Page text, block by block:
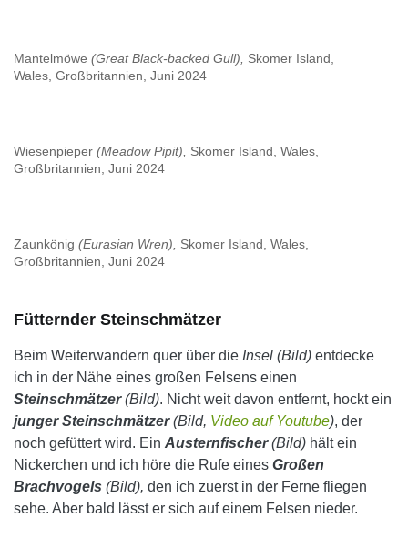
Mantelmöwe (Great Black-backed Gull),
Skomer Island,
Wales, Großbritannien, Juni 2024
Wiesenpieper (Meadow Pipit),
Skomer Island, Wales,
Großbritannien, Juni 2024
Zaunkönig (Eurasian Wren), Skomer Island, Wales,
Großbritannien, Juni 2024
Fütternder Steinschmätzer
Beim Weiterwandern quer über die Insel (Bild) entdecke
ich in der Nähe eines großen Felsens einen
Steinschmätzer(Bild). Nicht weit davon entfernt, hockt ein
junger Steinschmätzer(Bild, Video auf Youtube), der
noch gefüttert wird. Ein Austernfischer(Bild) hält ein
Nickerchen und ich höre die Rufe eines Großen
Brachvogels (Bild), den ich zuerst in der Ferne fliegen
sehe. Aber bald lässt er sich auf einem Felsen nieder.